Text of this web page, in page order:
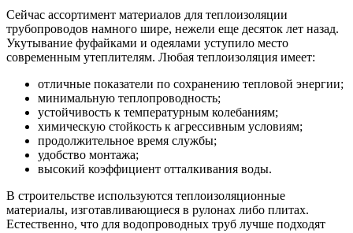
Сейчас ассортимент материалов для теплоизоляции
трубопроводов намного шире, нежели еще десяток лет назад.
Укутывание фуфайками и одеялами уступило место
современным утеплителям. Любая теплоизоляция имеет:
отличные показатели по сохранению тепловой энергии;
минимальную теплопроводность;
устойчивость к температурным колебаниям;
химическую стойкость к агрессивным условиям;
продолжительное время службы;
удобство монтажа;
высокий коэффициент отталкивания воды.
В строительстве используются теплоизоляционные
материалы, изготавливающиеся в рулонах либо плитах.
Естественно, что для водопроводных труб лучше подходят